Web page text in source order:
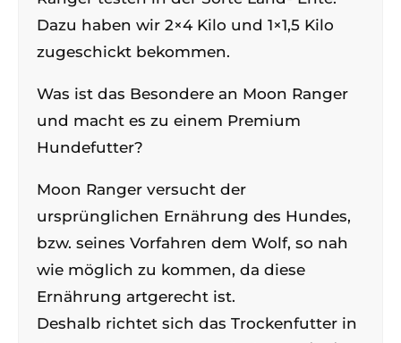
Dazu haben wir 2×4 Kilo und 1×1,5 Kilo
zugeschickt bekommen.
Was ist das Besondere an Moon Ranger
und macht es zu einem Premium
Hundefutter?
Moon Ranger versucht der
ursprünglichen Ernährung des Hundes,
bzw. seines Vorfahren dem Wolf, so nah
wie möglich zu kommen, da diese
Ernährung artgerecht ist.
Deshalb richtet sich das Trockenfutter in